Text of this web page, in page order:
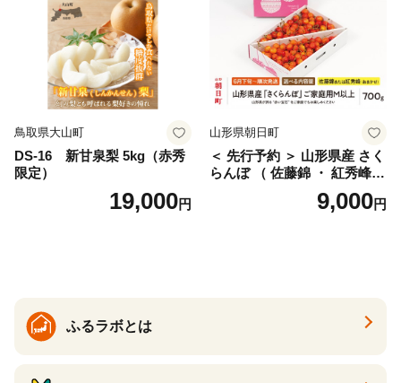
サイズミックス くらもとフ
ァーム 愛南町 愛媛県
鳥取県大山町
DS-16 新甘泉梨 5kg（赤秀
限定）
19,000円
山形県朝日町
＜ 先行予約 ＞ 山形県産 さく
らんぼ （ 佐藤錦 ・ 紅秀峰
） ご家庭用 M以上 700g 【20
26年6月下旬から7月上旬発
9,000円
ふるラボとは